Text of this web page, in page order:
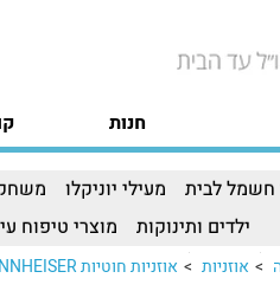
חנות
חשמל לבית מעילי יוניקלו
ילדים ותינוקות
מוצרי טיפוח
> אוזניות > אוזניות חוטיות SENNHEISER דגם HD560S